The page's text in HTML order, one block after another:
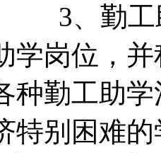
3、勤工
学岗位，
种勤工助
特别困难